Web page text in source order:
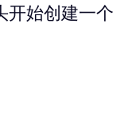
开始创建一个